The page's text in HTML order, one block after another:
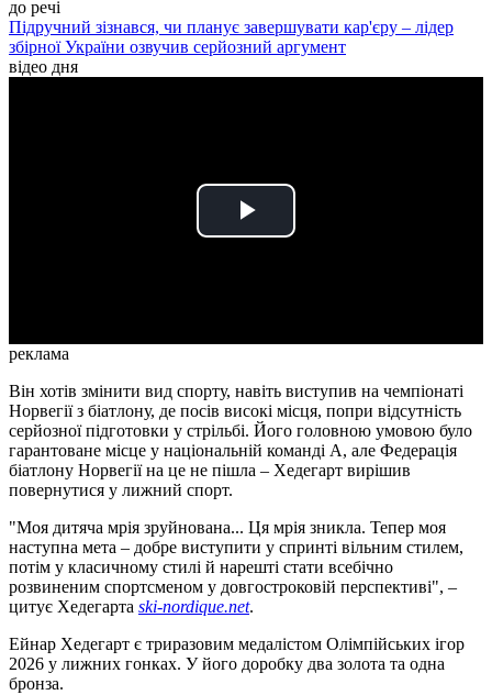
до речі
Підручний зізнався, чи планує завершувати кар'єру – лідер
збірної України озвучив серйозний аргумент
відео дня
Play
реклама
Він хотів змінити вид спорту, навіть виступив на чемпіонаті
Норвегії з біатлону, де посів високі місця, попри відсутність
серйозної підготовки у стрільбі. Його головною умовою було
гарантоване місце у національній команді А, але Федерація
біатлону Норвегії на це не пішла – Хедегарт вирішив
повернутися у лижний спорт.
"Моя дитяча мрія зруйнована... Ця мрія зникла. Тепер моя
наступна мета – добре виступити у спринті вільним стилем,
потім у класичному стилі й нарешті стати всебічно
розвиненим спортсменом у довгостроковій перспективі", –
цитує Хедегарта ski-nordique.net.
Ейнар Хедегарт є триразовим медалістом Олімпійських ігор
2026 у лижних гонках. У його доробку два золота та одна
бронза.